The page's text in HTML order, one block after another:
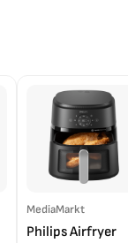
MediaMarkt
Philips Airfryer